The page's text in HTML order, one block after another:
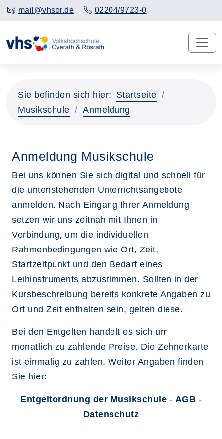
mail@vhsor.de 02204/9723-0
Sie befinden sich hier:
Startseite
Musikschule
Anmeldung
Anmeldung Musikschule
Bei uns können Sie sich digital und schnell für
die untenstehenden Unterrichtsangebote
anmelden. Nach Eingang Ihrer Anmeldung
setzen wir uns zeitnah mit Ihnen in
Verbindung, um die individuellen
Rahmenbedingungen wie Ort, Zeit,
Startzeitpunkt und den Bedarf eines
Leihinstruments abzustimmen. Sollten in der
Kursbeschreibung bereits konkrete Angaben zu
Ort und Zeit enthalten sein, gelten diese.
Bei den Entgelten handelt es sich um
monatlich zu zahlende Preise. Die Zehnerkarte
ist einmalig zu zahlen. Weiter Angaben finden
Sie hier:
Entgeltordnung der Musikschule - AGB -
Datenschutz